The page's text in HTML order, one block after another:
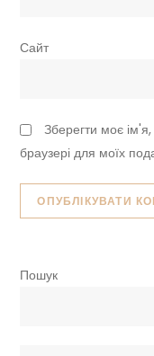
Сайт
Зберегти моє
браузері для моїх
Пошук